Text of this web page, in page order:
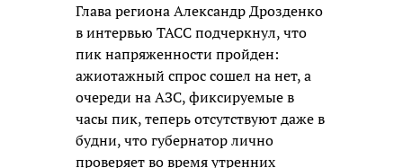
Глава региона Александр Дрозденко
в интервью ТАСС подчеркнул, что
пик напряженности пройден:
ажиотажный спрос сошел на нет, а
очереди на АЗС, фиксируемые в
часы пик, теперь отсутствуют даже в
будни, что губернатор лично
проверяет во время утренних